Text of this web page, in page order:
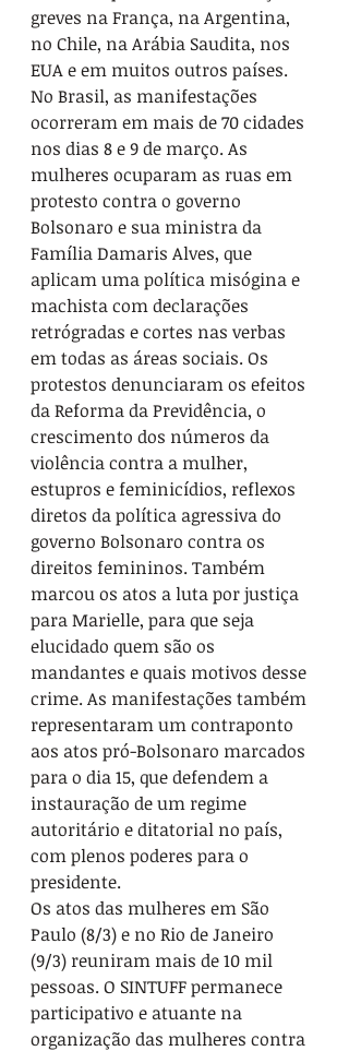
greves na França, na Argentina,
no Chile, na Arábia Saudita, nos
EUA e em muitos outros países.
No Brasil, as manifestações
ocorreram em mais de 70 cidades
nos dias 8 e 9 de março. As
mulheres ocuparam as ruas em
protesto contra o governo
Bolsonaro e sua ministra da
Família Damaris Alves, que
aplicam uma política misógina e
machista com declarações
retrógradas e cortes nas verbas
em todas as áreas sociais. Os
protestos denunciaram os efeitos
da Reforma da Previdência, o
crescimento dos números da
violência contra a mulher,
estupros e feminicídios, reflexos
diretos da política agressiva do
governo Bolsonaro contra os
direitos femininos. Também
marcou os atos a luta por justiça
para Marielle, para que seja
elucidado quem são os
mandantes e quais motivos desse
crime. As manifestações também
representaram um contraponto
aos atos pró-Bolsonaro marcados
para o dia 15, que defendem a
instauração de um regime
autoritário e ditatorial no país,
com plenos poderes para o
presidente.
Os atos das mulheres em São
Paulo (8/3) e no Rio de Janeiro
(9/3) reuniram mais de 10 mil
pessoas. O SINTUFF permanece
participativo e atuante na
organização das mulheres contra